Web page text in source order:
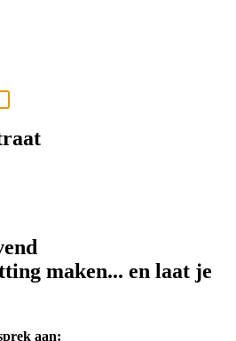
maken... en laat je
aan: